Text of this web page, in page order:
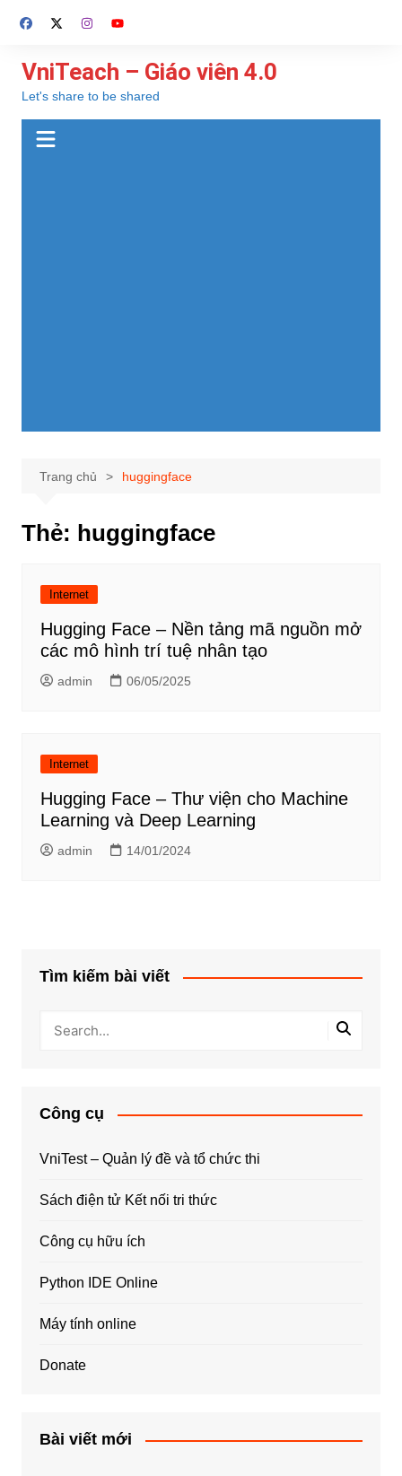
đến
dung
VniTeach – Giáo viên 4.0
Let's share to be shared
Trang chủ huggingface
Thẻ: huggingface
Internet
Hugging Face – Nền tảng mã nguồn mở
các mô hình trí tuệ nhân tạo
admin 06/05/2025
Internet
Hugging Face – Thư viện cho Machine
Learning và Deep Learning
admin 14/01/2024
Tìm kiếm bài viết
Công cụ
VniTest – Quản lý đề và tổ chức thi
Sách điện tử Kết nối tri thức
Công cụ hữu ích
Python IDE Online
Máy tính online
Donate
Bài viết mới